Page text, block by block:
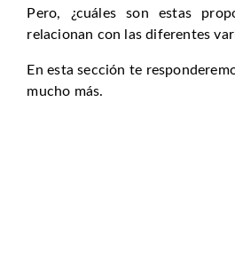
Pero, ¿cuáles son estas
relacionan con las diferentes
En esta sección te
mucho más.